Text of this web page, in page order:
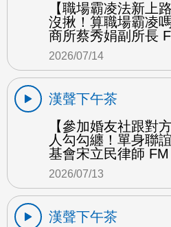
【職場霸凌法新上
沒揪！算職場霸凌
商所蔡秀娟副所長
2026/07/14
漢聲下午茶
【參加婚友社跟對
人勾勾纏！單身聯
基會宋立民律師 FM
2026/07/13
漢聲下午茶